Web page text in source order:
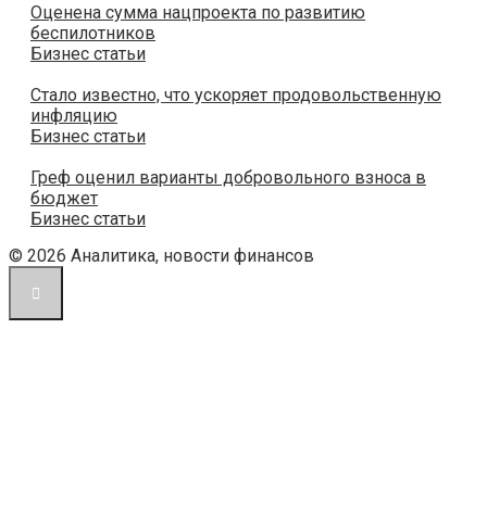
Оценена сумма нацпроекта по развитию
беспилотников
Бизнес статьи
Стало известно, что ускоряет продовольственную
инфляцию
Бизнес статьи
Греф оценил варианты добровольного взноса в
бюджет
Бизнес статьи
© 2026 Аналитика, новости финансов